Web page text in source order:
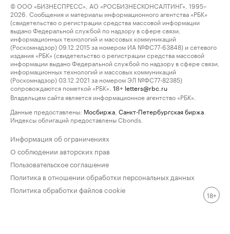
© ООО «БИЗНЕСПРЕСС», АО «РОСБИЗНЕСКОНСАЛТИНГ», 1995–
2026. Сообщения и материалы информационного агентства «РБК»
(свидетельство о регистрации средства массовой информации
выдано Федеральной службой по надзору в сфере связи,
информационных технологий и массовых коммуникаций
(Роскомнадзор) 09.12.2015 за номером ИА №ФС77-63848) и сетевого
издания «РБК» (свидетельство о регистрации средства массовой
информации выдано Федеральной службой по надзору в сфере связи,
информационных технологий и массовых коммуникаций
(Роскомнадзор) 03.12.2021 за номером ЭЛ №ФС77-82385)
сопровождаются пометкой «РБК».
18+ letters@rbc.ru
Владельцем сайта является информационное агентство «РБК».
Данные предоставлены: Мосбиржа Санкт-Петербургская биржа
Индексы облигаций предоставлены Cbonds.
Информация об ограничениях
О соблюдении авторских прав
Пользовательское соглашение
Политика в отношении обработки персональных данных
Политика обработки файлов cookie
18+